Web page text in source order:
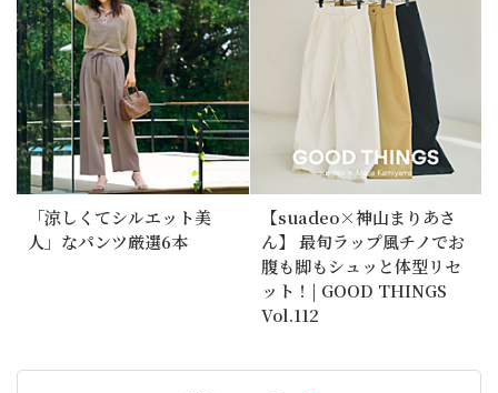
「涼しくてシルエット美
人」なパンツ厳選6本
【suadeo×神山まりあさ
ん】 最旬ラップ風チノでお
腹も脚もシュッと体型リセ
ット！| GOOD THINGS
Vol.112